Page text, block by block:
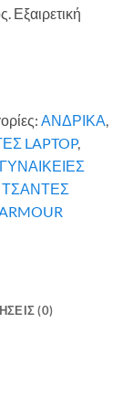
Εξαιρετική
ΑΝΔΡΙΚΑ
LAPTOP,
ΓΥΝΑΙΚΕΙΕΣ
ΤΣΑΝΤΕΣ
(0)